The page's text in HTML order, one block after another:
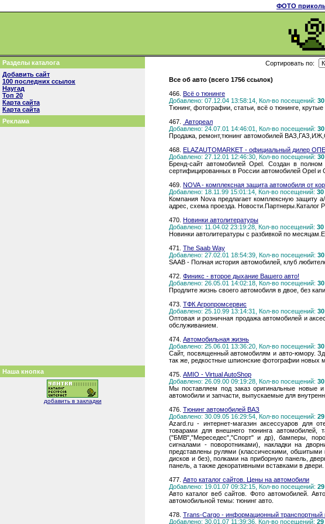
ФОТО
Разделы каталога
Добавить сайт
100 последних ссылок
Наугад
Топ 20
Карта сайта
Карта сайта
Реклама
Наша кнопка
добавить в закладки
Сортировать по:
Все об авто (всего 1756 ссылок)
466. Всё о тюнинге
Добавлено: 07.12.04 13:58:14, Кол-во посещений: 30
Тюнинг, фотографии, статьи, всё о тюнинге,
467.
Автореал
Добавлено: 24.07.01 14:46:01, Кол-во посещений: 30
Продажа, ремонт,тюнинг автомобилей
468. ELAZAUTOMARKET - официальный дилер
Добавлено: 27.12.01 12:46:30, Кол-во посещений: 30
Бренд-сайт автомобилей Opel. Создан в
сертифицированных в России автомобилей Opel и
469. NOVA - комплексная защита автомобиля от
Добавлено: 18.11.99 15:01:14, Кол-во посещений: 30
Компания Nova предлагает комплексную защиту
адрес, схема проезда. Новости.Партнеры.Каталог
470. Новинки автолитературы
Добавлено: 11.04.02 23:19:28, Кол-во посещений: 30
Новинки автолитературы с разбивкой по
471. The Saab Way
Добавлено: 27.02.01 18:54:39, Кол-во посещений: 30
SAAB - Полная история автомобилей, клуб
472. Финикс - второе дыхание Вашего авто!
Добавлено: 26.05.01 14:02:18, Кол-во посещений: 30
Продлите жизнь своего автомобиля в двое, без
473. ТФК Агропромсервис
Добавлено: 25.10.99 13:14:31, Кол-во посещений: 30
Оптовая и розничная продажа автомобилей и
обслуживанием.
474. Автомобильная жизнь
Добавлено: 25.06.01 13:36:20, Кол-во посещений: 30
Cайт, посвященный автомобилям и авто-юмору.
так же, редкостные шпионские фотографии новых
475. AMIO - Virtual AutoShop
Добавлено: 26.09.00 09:19:28, Кол-во посещений: 30
Мы поставляем под заказ оригинальные новые
автомобили и запчасти, выпускаемые для
476. Тюнинг автомобилей ВАЗ
Добавлено: 30.09.05 16:29:54, Кол-во посещений: 29
Azard.ru - интернет-магазин аксессуаров для
товарами для внешнего тюнинга
("БМВ","Мереседес","Спорт" и др), бамперы,
сигналами - поворотниками), накладки на
представлены рулями (классическими, обшитыми
дисков и без), полками на приборную панель,
панель, а также декоративными вставками в
477. Авто каталог сайтов. Цены на автомобили
Добавлено: 19.01.07 09:32:15, Кол-во посещений: 29
Авто каталог веб сайтов. Фото автомобилей.
автомобильной темы: тюнинг авто.
478. Trans-Cargo - информационный транспортный
Добавлено: 30.01.07 11:39:36, Кол-во посещений: 29